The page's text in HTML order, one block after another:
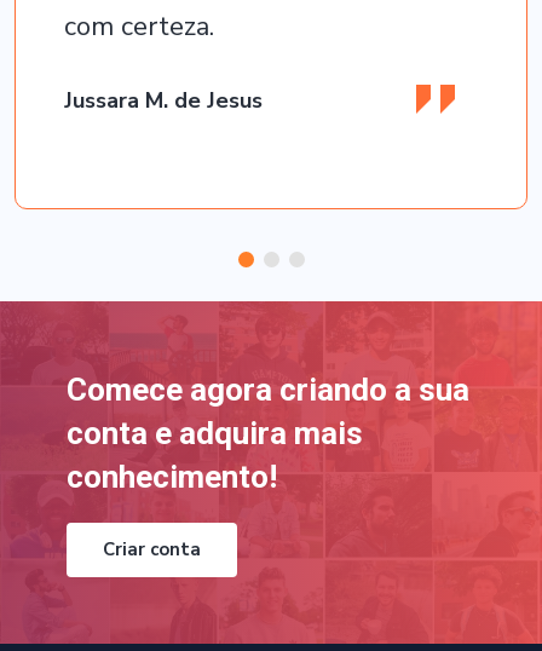
com certeza.
Jussara M. de Jesus
Comece agora criando a sua
conta e adquira mais
conhecimento!
Criar conta